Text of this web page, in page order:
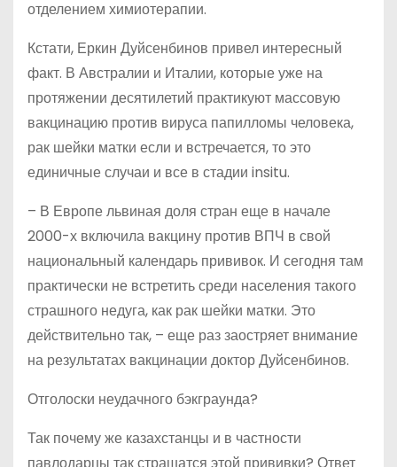
отделением химиотерапии.
Кстати, Еркин Дуйсенбинов привел интересный
факт. В Австралии и Италии, которые уже на
протяжении десятилетий практикуют массовую
вакцинацию против вируса папилломы человека,
рак шейки матки если и встречается, то это
единичные случаи и все в стадии insitu.
– В Европе львиная доля стран еще в начале
2000-х включила вакцину против ВПЧ в свой
национальный календарь прививок. И сегодня там
практически не встретить среди населения такого
страшного недуга, как рак шейки матки. Это
действительно так, – еще раз заостряет внимание
на результатах вакцинации доктор Дуйсенбинов.
Отголоски неудачного бэкграунда?
Так почему же казахстанцы и в частности